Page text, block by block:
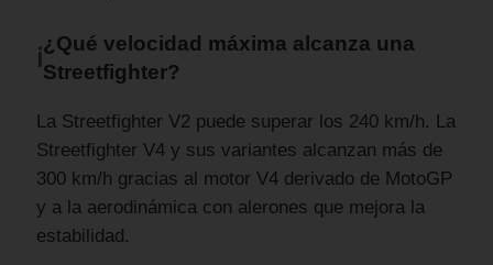
ℹ
¿Qué velocidad máxima alcanza una
Streetfighter?
La Streetfighter V2 puede superar los 240 km/h. La
Streetfighter V4 y sus variantes alcanzan más de
300 km/h gracias al motor V4 derivado de MotoGP
y a la aerodinámica con alerones que mejora la
estabilidad.